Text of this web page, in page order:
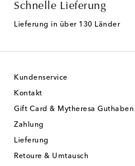
Schnelle Lieferung
Lieferung in über 130 Länder
Kundenservice
Kontakt
Gift Card & Mytheresa Guthaben
Zahlung
Lieferung
Retoure & Umtausch